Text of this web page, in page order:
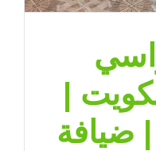
|
65080771 | ضيافة